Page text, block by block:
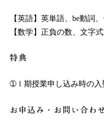
【英語】英単語、be動詞
【数学】正負の数、文字式
特典
➀Ⅰ期授業申し込み時の入
お申込み・お問い合わ